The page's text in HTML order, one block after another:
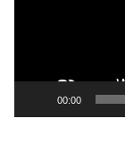
00:00